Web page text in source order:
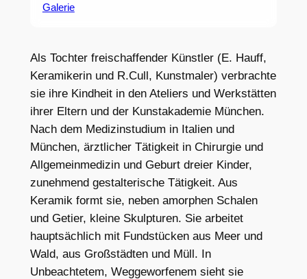
Galerie
Als Tochter freischaffender Künstler (E. Hauff,
Keramikerin und R.Cull, Kunstmaler) verbrachte
sie ihre Kindheit in den Ateliers und Werkstätten
ihrer Eltern und der Kunstakademie München.
Nach dem Medizinstudium in Italien und
München, ärztlicher Tätigkeit in Chirurgie und
Allgemeinmedizin und Geburt dreier Kinder,
zunehmend gestalterische Tätigkeit. Aus
Keramik formt sie, neben amorphen Schalen
und Getier, kleine Skulpturen. Sie arbeitet
hauptsächlich mit Fundstücken aus Meer und
Wald, aus Großstädten und Müll. In
Unbeachtetem, Weggeworfenem sieht sie